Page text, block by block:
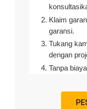
Klaim
garansi.
Tukang
dengan
Tanpa